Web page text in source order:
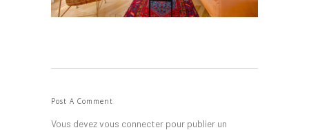
Post A Comment
Vous devezvous connecter pour publier un